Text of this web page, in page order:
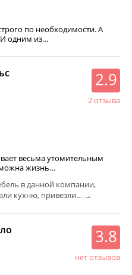
по необходимости. А
И одним из…
2.9
2 отзыва
весьма утомительным
жизнь…
в данной компании,
кухню, привезли… →
3.8
нет отзывов